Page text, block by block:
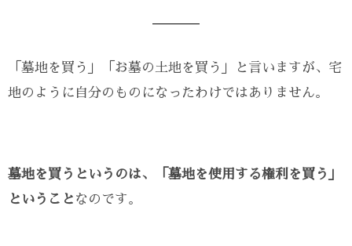
「墓地を買う」「お墓の土地を買う」と言いますが、宅
地のように自分のものになったわけではありません。
墓地を買うというのは、「墓地を使用する権利を買う」
ということ なのです。